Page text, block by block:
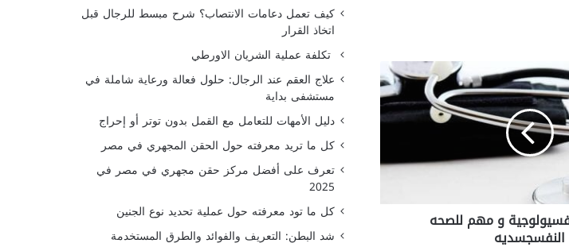
و مهم للصحه
النفسجسديه
كيف تعمل دعامات الانتصاب؟ شرح مبسط للرجال قبل
اتخاذ القرار
تكلفة عملية الشريان الاورطي
علاج العقم عند الرجال: حلول فعالة ورعاية شاملة في
مستشفى بداية
دليل الأمهات للتعامل مع القمل بدون توتر أو إحراج
كل ما تريد معرفته حول الحقن المجهري في مصر
تعرف على أفضل مركز حقن مجهري في مصر في
2025
كل ما تود معرفته حول عملية تحديد نوع الجنين
شد البطن: التعريف والفوائد والطرق المستخدمة